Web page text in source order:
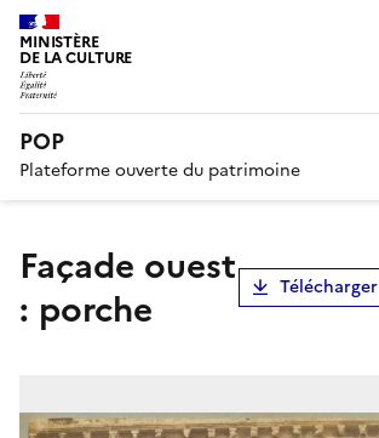
MINISTÈRE
DE LA CULTURE
POP
Plateforme ouverte du patrimoine
Façade ouest
: porche
Télécharger